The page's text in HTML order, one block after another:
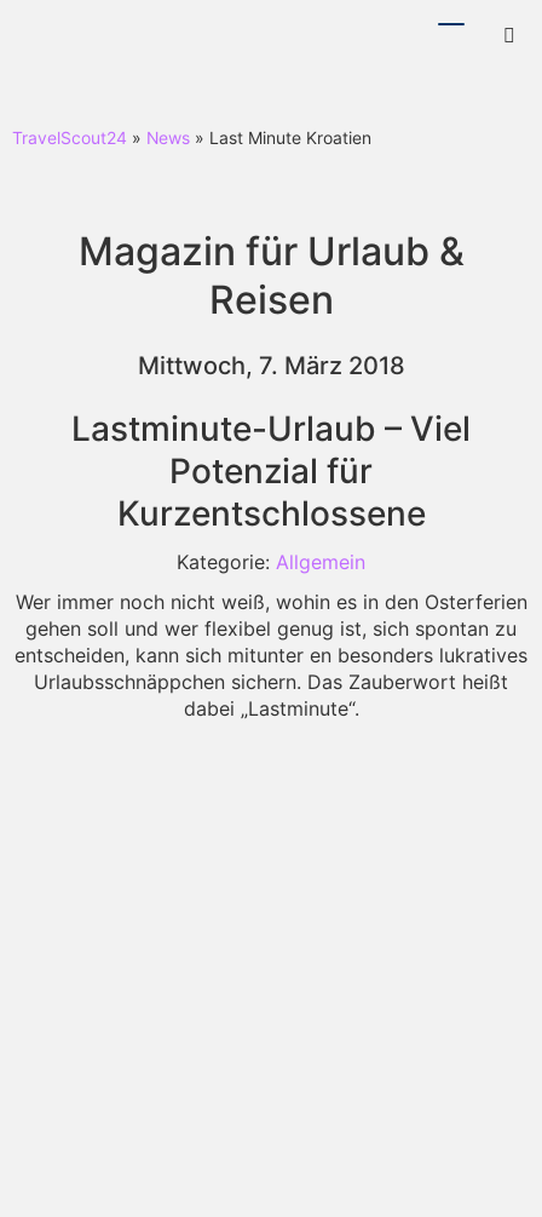
TravelScout24 » News » Last Minute Kroatien
Magazin für Urlaub &
Reisen
Mittwoch, 7. März 2018
Lastminute-Urlaub – Viel
Potenzial für
Kurzentschlossene
Kategorie: Allgemein
Wer immer noch nicht weiß, wohin es in den Osterferien
gehen soll und wer flexibel genug ist, sich spontan zu
entscheiden, kann sich mitunter en besonders lukratives
Urlaubsschnäppchen sichern. Das Zauberwort heißt
dabei „Lastminute“.